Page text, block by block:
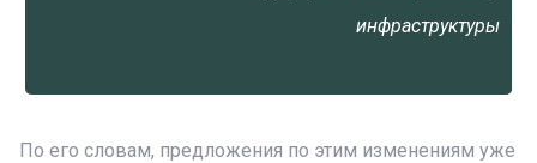
инфраструктуры
По его словам, предложения по этим изменениям уже